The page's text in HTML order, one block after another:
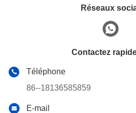
Réseaux
Contactez
Téléphone
86--18136585859
E-mail